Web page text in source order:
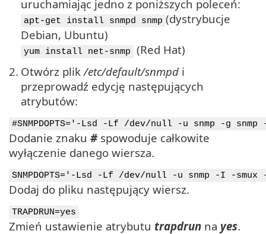
uruchamiając jedno z poniższych poleceń:
apt-get install snmpd snmp (dystrybucje
Debian, Ubuntu)
yum install net-snmp
(Red Hat)
2. Otwórz plik /etc/default/snmpd i
przeprowadź edycję następujących
atrybutów:
#SNMPDOPTS='-Lsd -Lf /dev/null -u snmp -g
Dodanie znaku # spowoduje całkowite
wyłączenie danego wiersza.
SNMPDOPTS='-Lsd -Lf /dev/null -u snmp -I -
Dodaj do pliku następujący wiersz.
TRAPDRUN=yes
Zmień ustawienie atrybutu trapdrun na yes.